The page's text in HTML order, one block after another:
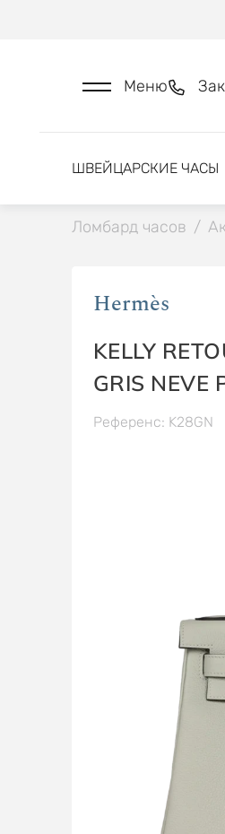
Меню
ШВЕЙЦАРСКИЕ ЧАСЫ
Ломбард часов /
Hermès
KELLY
GRIS NEVE
Референс: K28GN